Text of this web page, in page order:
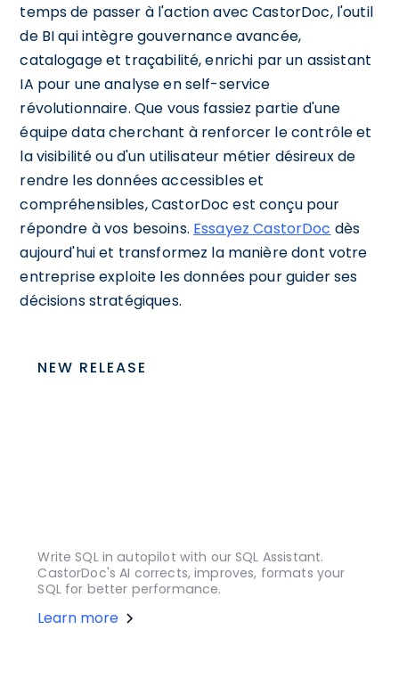
temps de passer à l'action avec CastorDoc, l'outil
de BI qui intègre gouvernance avancée,
catalogage et traçabilité, enrichi par un assistant
IA pour une analyse en self-service
révolutionnaire. Que vous fassiez partie d'une
équipe data cherchant à renforcer le contrôle et
la visibilité ou d'un utilisateur métier désireux de
rendre les données accessibles et
compréhensibles, CastorDoc est conçu pour
répondre à vos besoins. Essayez CastorDoc dès
aujourd'hui et transformez la manière dont votre
entreprise exploite les données pour guider ses
décisions stratégiques.
NEW RELEASE
Write SQL in autopilot with our SQL Assistant.
CastorDoc's AI corrects, improves, formats your
SQL for better performance.
Learn more